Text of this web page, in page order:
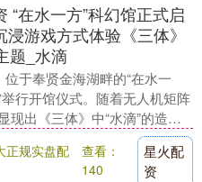
“在水一方”科幻馆正式启
浸游戏方式体验《三体》
题_水滴
位于奉贤金海湖畔的“在水一
行开馆仪式。随着无人机矩阵
现出《三体》中“水滴”的造
于中国科幻爱好者的“夏日盛
....
正规实盘配
查看：
140
星火配
资